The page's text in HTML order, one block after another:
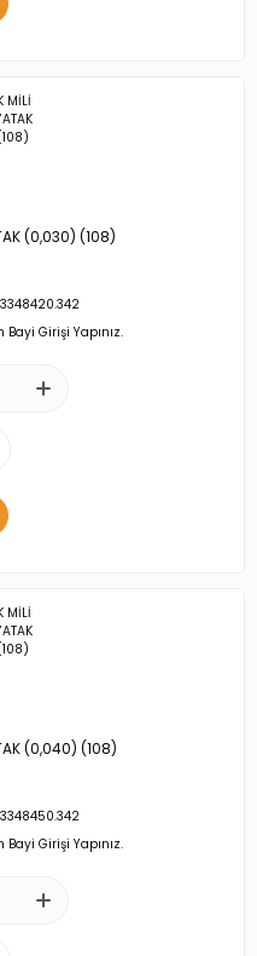
(0,030) (108)
Girişi Yapınız.
(0,040) (108)
Girişi Yapınız.